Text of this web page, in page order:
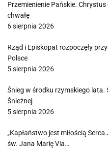
Przemienienie Pańskie.
chwałę
6 sierpnia 2026
Rząd i Episkopat rozpoczęły
Polsce
5 sierpnia 2026
Śnieg w środku rzymskiego lata.
Śnieżnej
5 sierpnia 2026
„Kapłaństwo jest miłością
św. Jana Marię Via…